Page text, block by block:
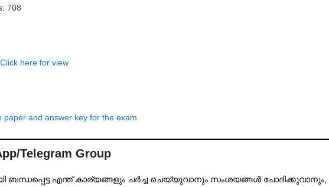
708
Click here for view
paper and answer key for the exam
Telegram Group
ബന്ധപ്പെട്ട എന്ത് കാര്യങ്ങളും ചർച്ച ചെയ്യുവാനും സംശയങ്ങൾ ചോദിക്കുവാനും,